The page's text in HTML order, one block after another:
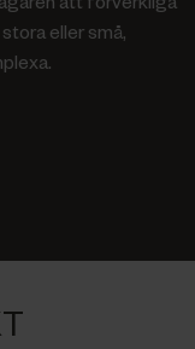
eller små,